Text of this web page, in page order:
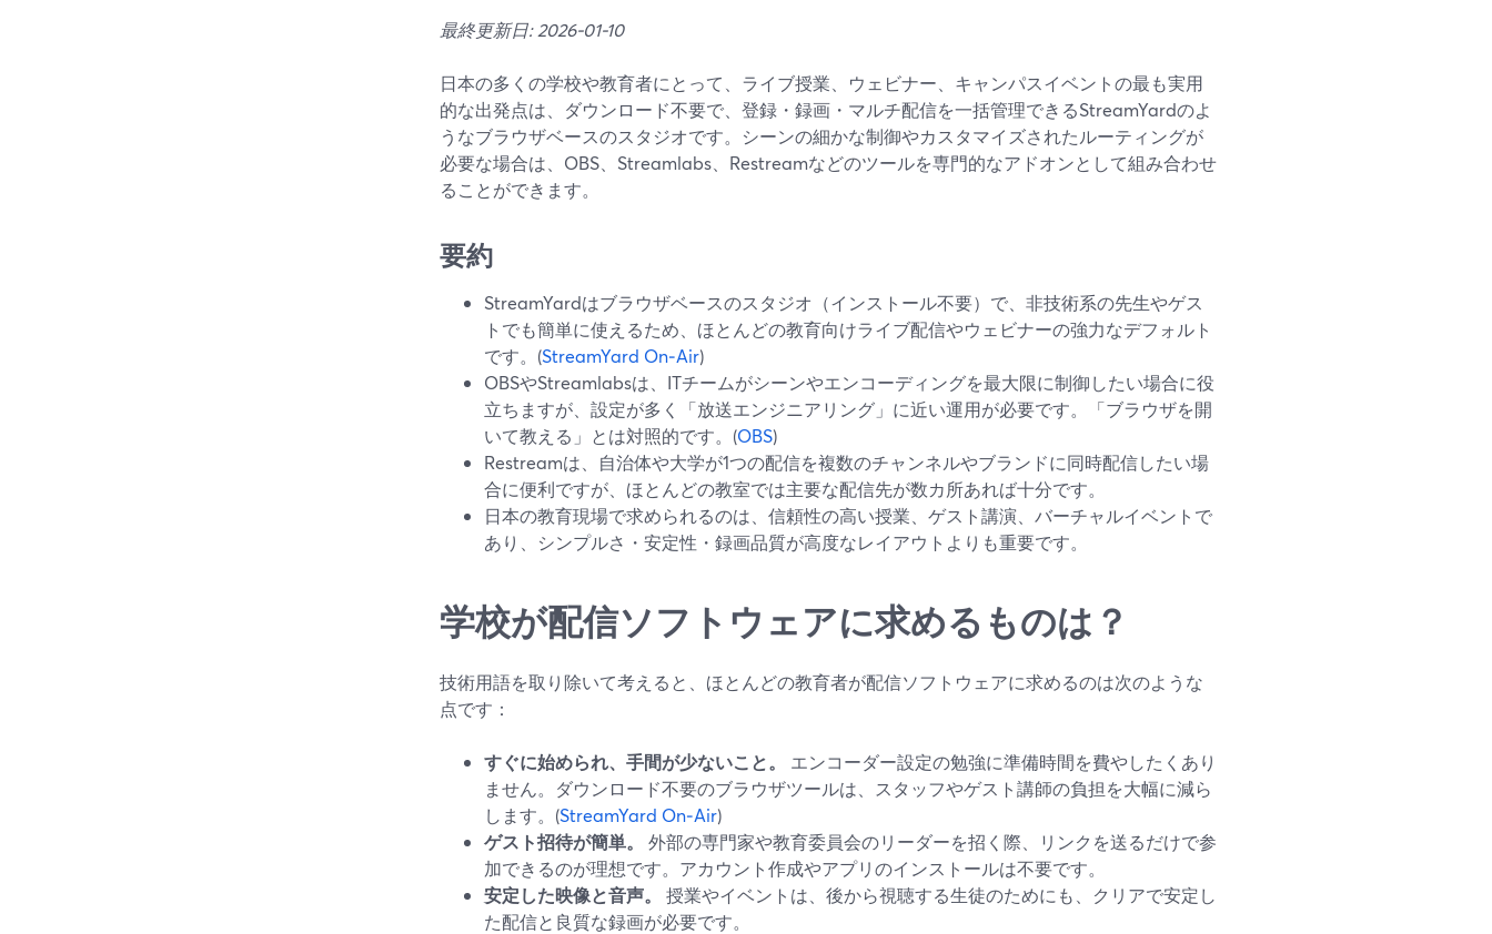
最終更新日: 2026-01-10
日本の多くの学校や教育者にとって、ライブ授業、ウェビナー、キャンパスイベントの最も実用
的な出発点は、ダウンロード不要で、登録・録画・マルチ配信を一括管理できるStreamYardのよ
うなブラウザベースのスタジオです。シーンの細かな制御やカスタマイズされたルーティングが
必要な場合は、OBS、Streamlabs、Restreamなどのツールを専門的なアドオンとして組み合わせ
ることができます。
要約
StreamYardはブラウザベースのスタジオ（インストール不要）で、非技術系の先生やゲス
トでも簡単に使えるため、ほとんどの教育向けライブ配信やウェビナーの強力なデフォルト
です。(StreamYard On‑Air)
OBSやStreamlabsは、ITチームがシーンやエンコーディングを最大限に制御したい場合に役
立ちますが、設定が多く「放送エンジニアリング」に近い運用が必要です。「ブラウザを開
いて教える」とは対照的です。(OBS)
Restreamは、自治体や大学が1つの配信を複数のチャンネルやブランドに同時配信したい場
合に便利ですが、ほとんどの教室では主要な配信先が数カ所あれば十分です。
日本の教育現場で求められるのは、信頼性の高い授業、ゲスト講演、バーチャルイベントで
あり、シンプルさ・安定性・録画品質が高度なレイアウトよりも重要です。
学校が配信ソフトウェアに求めるものは？
技術用語を取り除いて考えると、ほとんどの教育者が配信ソフトウェアに求めるのは次のような
点です：
すぐに始められ、手間が少ないこと。
エンコーダー設定の勉強に準備時間を費やしたくあり
ません。ダウンロード不要のブラウザツールは、スタッフやゲスト講師の負担を大幅に減ら
します。(StreamYard On‑Air)
ゲスト招待が簡単。
外部の専門家や教育委員会のリーダーを招く際、リンクを送るだけで参
加できるのが理想です。アカウント作成やアプリのインストールは不要です。
安定した映像と音声。
授業やイベントは、後から視聴する生徒のためにも、クリアで安定し
た配信と良質な録画が必要です。